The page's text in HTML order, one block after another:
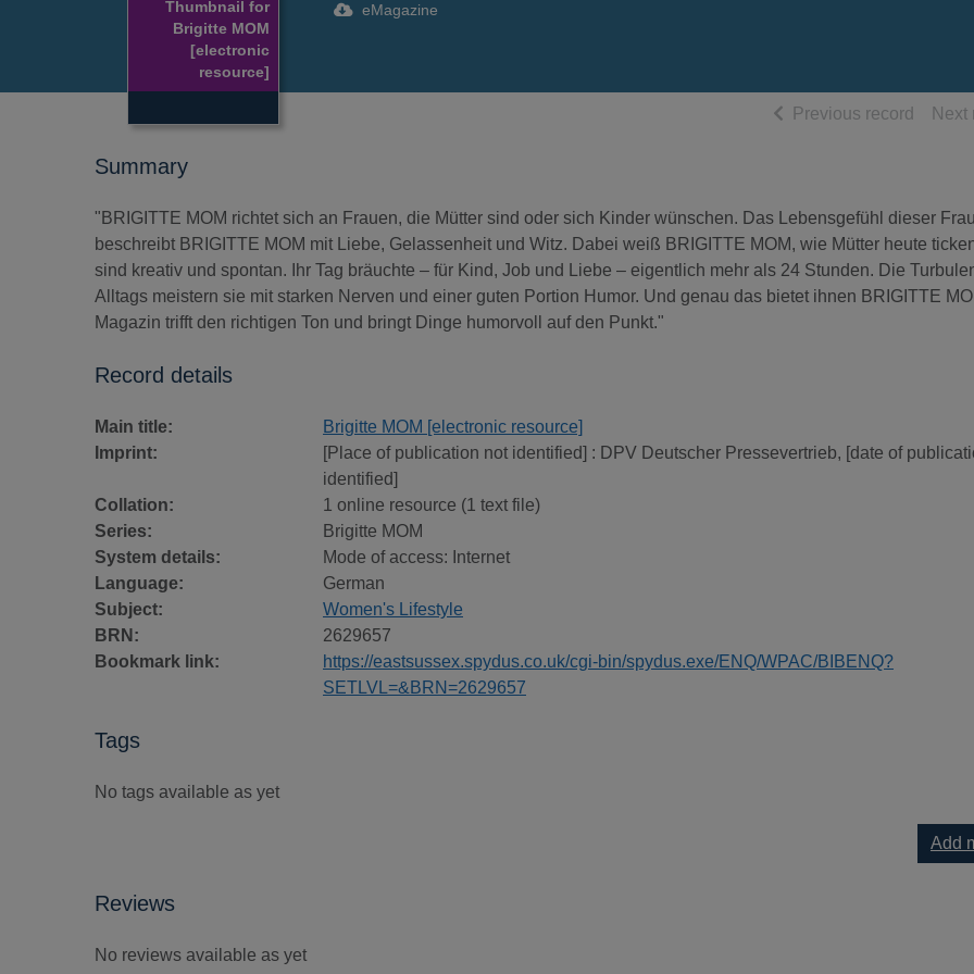
Thumbnail for
Brigitte MOM
[electronic
resource]
eMagazine
Previous record ofNext
Summary
"BRIGITTE MOM richtet sich an Frauen, die Mütter sind oder sich Kinder wünschen. Das Lebensgefühl dieser
beschreibt BRIGITTE MOM mit Liebe, Gelassenheit und Witz. Dabei weiß BRIGITTE MOM, wie Mütter heute
sind kreativ und spontan. Ihr Tag bräuchte – für Kind, Job und Liebe – eigentlich mehr als 24 Stunden. Die
Alltags meistern sie mit starken Nerven und einer guten Portion Humor. Und genau das bietet ihnen BRIGITTE
Magazin trifft den richtigen Ton und bringt Dinge humorvoll auf den Punkt."
Record details
Main title:
Brigitte MOM [electronic resource]
Imprint:
[Place of publication not identified] : DPV Deutscher Pressevertrieb, [date of
identified]
Collation:
1 online resource (1 text file)
Series:
Brigitte MOM
System details:
Mode of access: Internet
Language:
German
Subject:
Women's Lifestyle
BRN:
2629657
Bookmark link:
https://eastsussex.spydus.co.uk/cgi-bin/spydus.exe/ENQ/WPAC/BIBENQ?
SETLVL=&BRN=2629657
Tags
No tags available as yet
Add
Reviews
No reviews available as yet